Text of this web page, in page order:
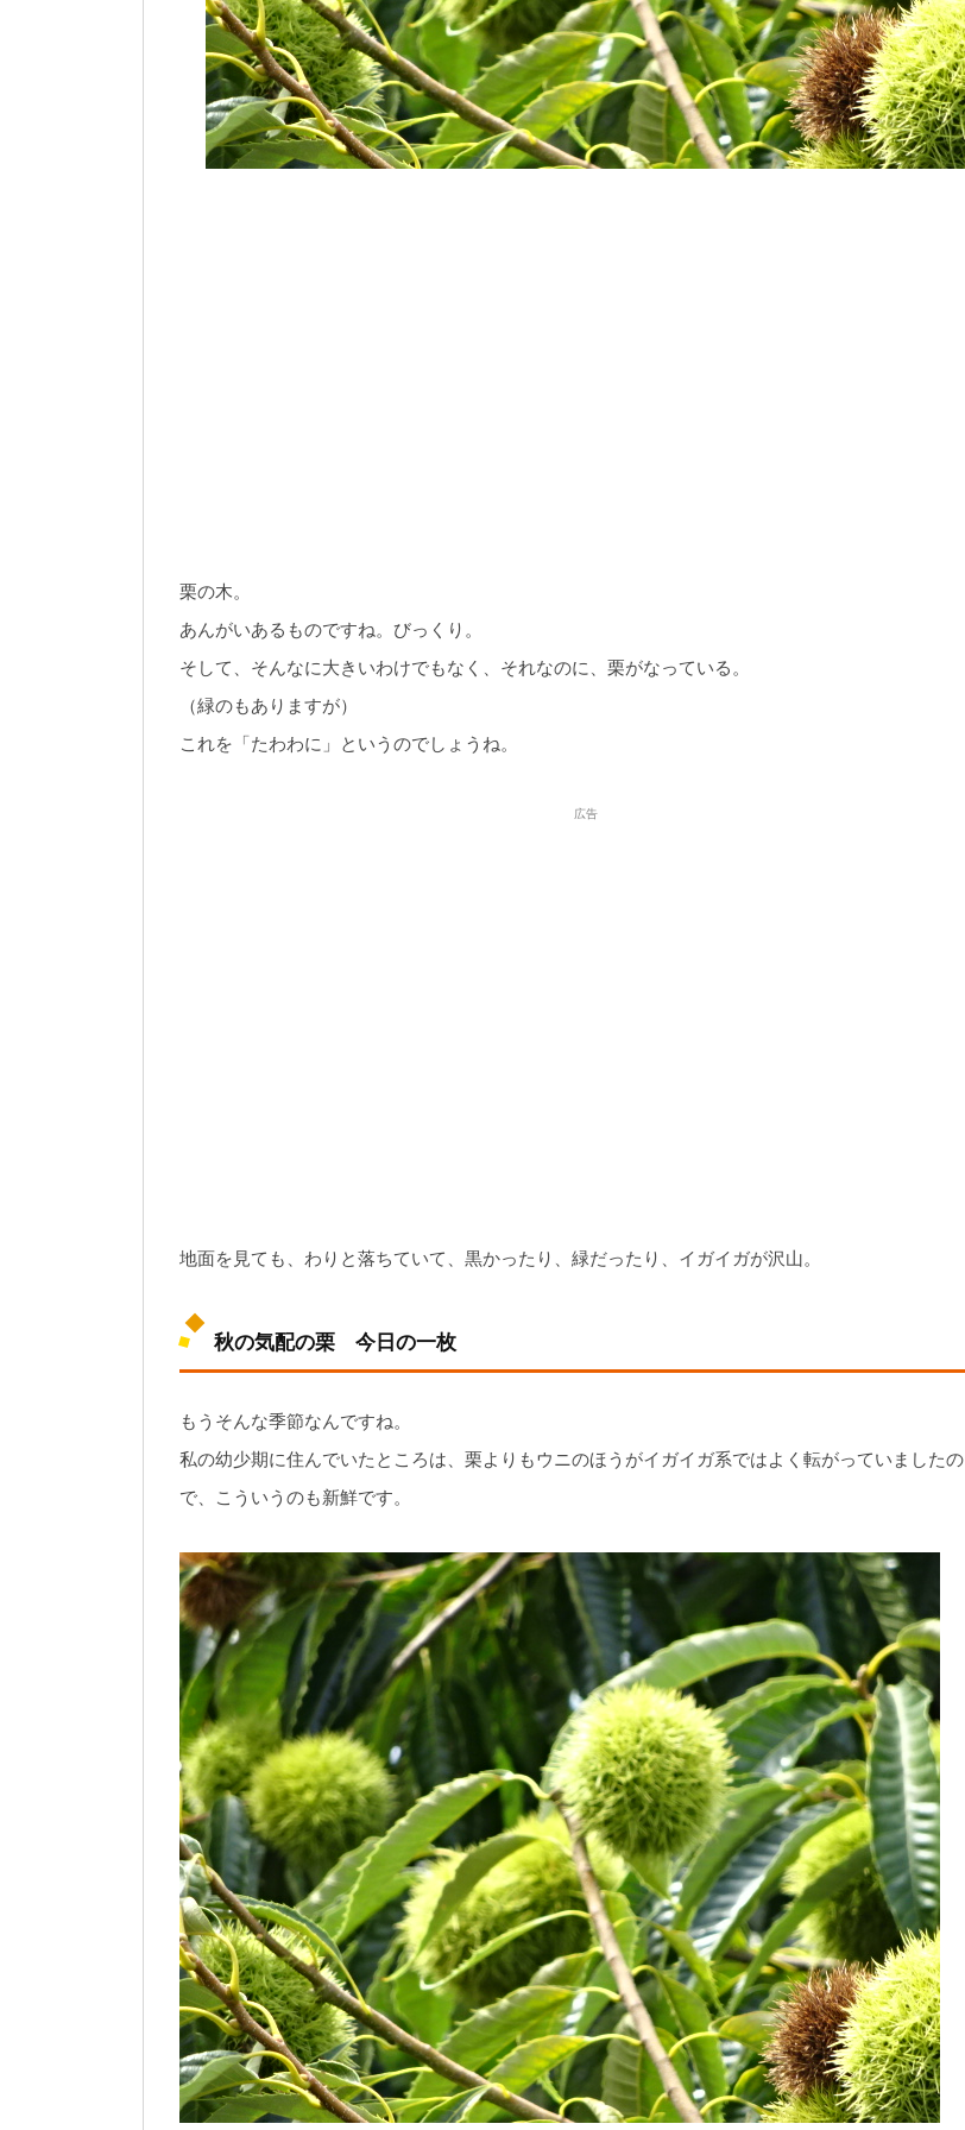
栗の木。
あんがいあるものですね。びっくり。
そして、そんなに大きいわけでもなく、それなのに、栗がなっている。
（緑のもありますが）
これを「たわわに」というのでしょうね。
広告
地面を見ても、わりと落ちていて、黒かったり、緑だったり、イガイガが沢山。
秋の気配の栗 今日の一枚
もうそんな季節なんですね。
私の幼少期に住んでいたところは、栗よりもウニのほうがイガイガ系ではよく転がっていましたの
で、こういうのも新鮮です。